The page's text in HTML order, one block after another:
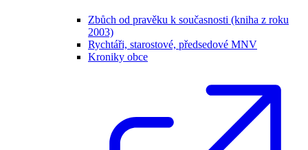
Zbůch od pravěku k současnosti (kniha z roku
2003)
Rychtáři, starostové, předsedové MNV
Kroniky obce